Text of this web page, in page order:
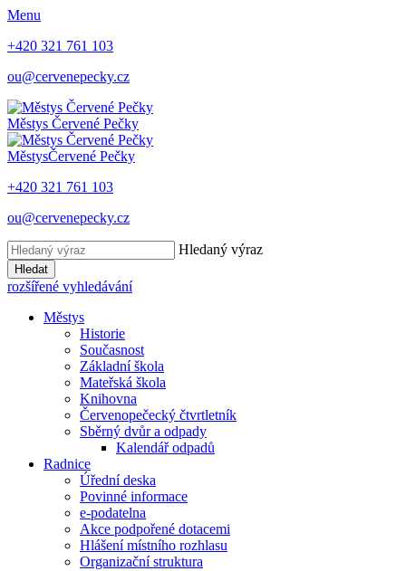
Menu
+420 321 761 103
ou@cervenepecky.cz
Městys Červené Pečky
MěstysČervené Pečky
+420 321 761 103
ou@cervenepecky.cz
Hledaný výraz
Hledat
rozšířené vyhledávání
Městys
Historie
Současnost
Základní škola
Mateřská škola
Knihovna
Červenopečecký čtvrtletník
Sběrný dvůr a odpady
Kalendář odpadů
Radnice
Úřední deska
Povinné informace
e-podatelna
Akce podpořené dotacemi
Hlášení místního rozhlasu
Organizační struktura